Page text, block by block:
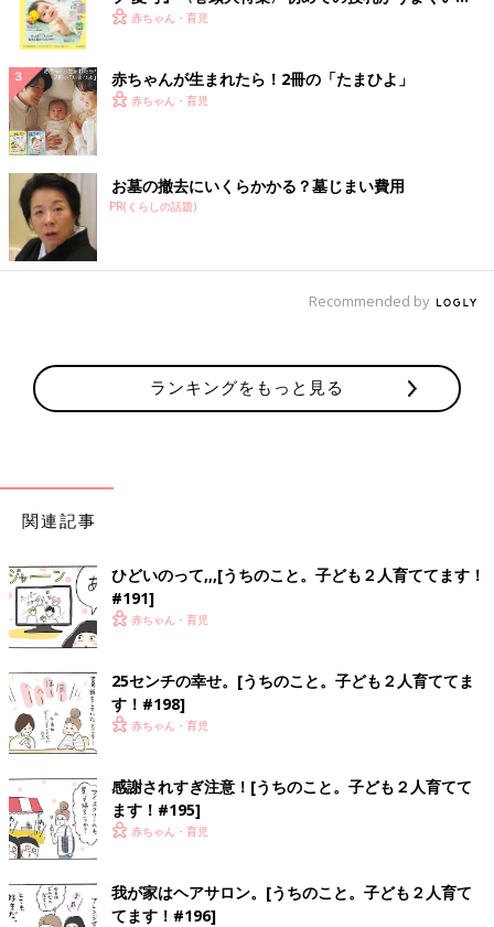
く！ おっぱい・ミルクの基本と夏のトラブル 解決テ
赤ちゃん・育児
赤ちゃんが生まれたら！2冊の「たまひよ」
赤ちゃん・育児
お墓の撤去にいくらかかる？墓じまい費用
PR(くらしの話題)
Recommended by
ランキングをもっと見る
関連記事
ひどいのって,,,[うちのこと。子ども２人育ててます！
#191]
赤ちゃん・育児
25センチの幸せ。[うちのこと。子ども２人育ててま
す！#198]
赤ちゃん・育児
感謝されすぎ注意！[うちのこと。子ども２人育てて
ます！#195]
赤ちゃん・育児
我が家はヘアサロン。[うちのこと。子ども２人育て
てます！#196]